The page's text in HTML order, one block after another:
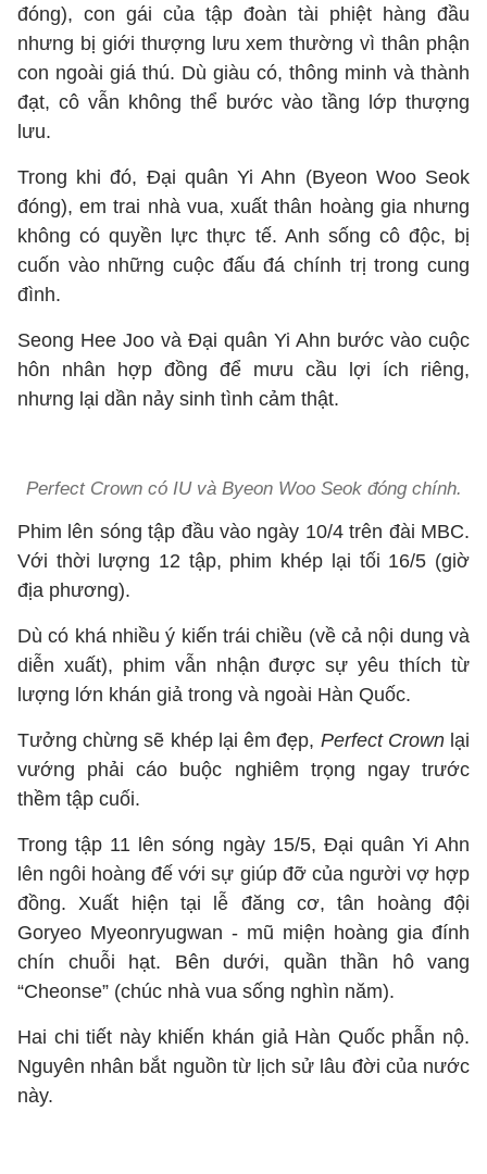
đóng), con gái của tập đoàn tài phiệt hàng đầu
nhưng bị giới thượng lưu xem thường vì thân phận
con ngoài giá thú. Dù giàu có, thông minh và thành
đạt, cô vẫn không thể bước vào tầng lớp thượng
lưu.
Trong khi đó, Đại quân Yi Ahn (Byeon Woo Seok
đóng), em trai nhà vua, xuất thân hoàng gia nhưng
không có quyền lực thực tế. Anh sống cô độc, bị
cuốn vào những cuộc đấu đá chính trị trong cung
đình.
Seong Hee Joo và Đại quân Yi Ahn bước vào cuộc
hôn nhân hợp đồng để mưu cầu lợi ích riêng,
nhưng lại dần nảy sinh tình cảm thật.
Perfect Crown có IU và Byeon Woo Seok đóng chính.
Phim lên sóng tập đầu vào ngày 10/4 trên đài MBC.
Với thời lượng 12 tập, phim khép lại tối 16/5 (giờ
địa phương).
Dù có khá nhiều ý kiến trái chiều (về cả nội dung và
diễn xuất), phim vẫn nhận được sự yêu thích từ
lượng lớn khán giả trong và ngoài Hàn Quốc.
Tưởng chừng sẽ khép lại êm đẹp, Perfect Crownlại
vướng phải cáo buộc nghiêm trọng ngay trước
thềm tập cuối.
Trong tập 11 lên sóng ngày 15/5, Đại quân Yi Ahn
lên ngôi hoàng đế với sự giúp đỡ của người vợ hợp
đồng. Xuất hiện tại lễ đăng cơ, tân hoàng đội
Goryeo Myeonryugwan - mũ miện hoàng gia đính
chín chuỗi hạt. Bên dưới, quần thần hô vang
“Cheonse” (chúc nhà vua sống nghìn năm).
Hai chi tiết này khiến khán giả Hàn Quốc phẫn nộ.
Nguyên nhân bắt nguồn từ lịch sử lâu đời của nước
này.